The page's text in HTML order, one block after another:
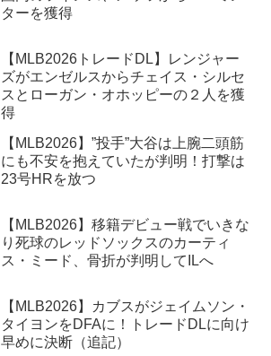
ターを獲得
【MLB2026トレードDL】レンジャー
ズがエンゼルスからチェイス・シルセ
スとローガン・オホッピーの２人を獲
得
【MLB2026】”投手”大谷は上腕二頭筋
にも不安を抱えていたが判明！打撃は
23号HRを放つ
【MLB2026】移籍デビュー戦でいきな
り死球のレッドソックスのカーティ
ス・ミード、骨折が判明してILへ
【MLB2026】カブスがジェイムソン・
タイヨンをDFAに！トレードDLに向け
早めに決断（追記）